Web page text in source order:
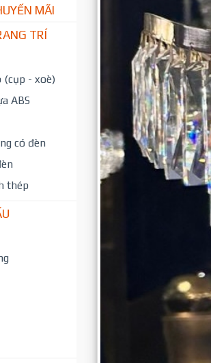
MÃI
TRÍ
(cụp - xoè)
ABS
có đèn
thép